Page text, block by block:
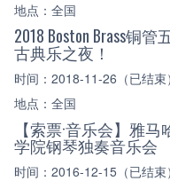
地点：全国
2018 Boston Brass铜
古典乐之夜！
时间：2018-11-26（已结束）
地点：全国
【索票·音乐会】雅
学院钢琴独奏音乐会
时间：2016-12-15（已结束）